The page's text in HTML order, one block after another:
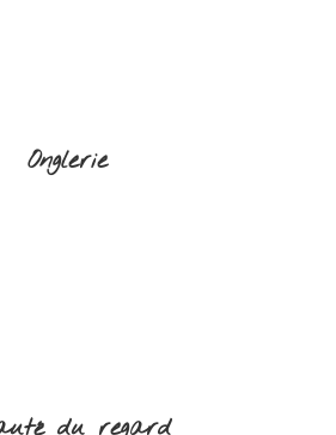
Onglerie
du regard